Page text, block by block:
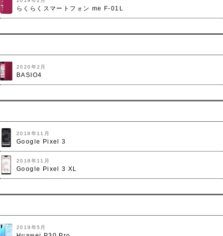
らくらくスマートフォン me F-01L
2020年2月
BASIO4
2018年11月
Google Pixel 3
2018年11月
Google Pixel 3 XL
2019年5月